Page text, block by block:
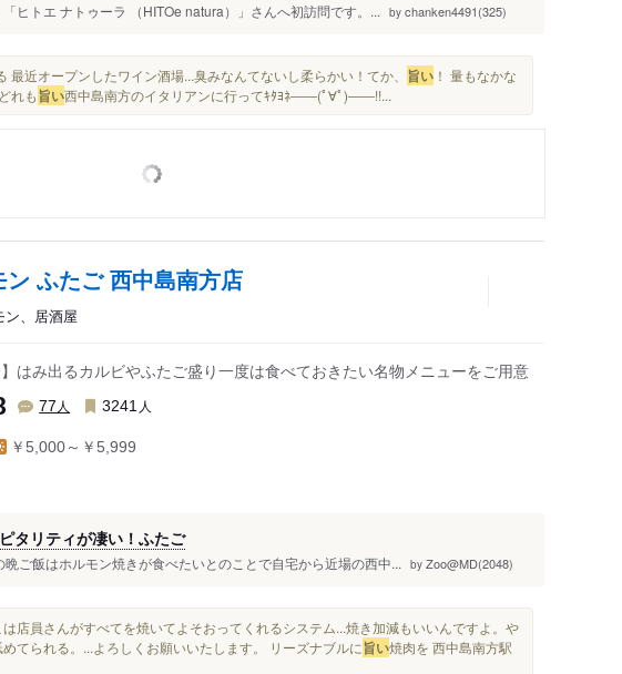
ヒトエ ナトゥーラ （HITOe natura）」さんへ初訪問です。... by chanken4491(325)
最近オープンしたワイン酒場...臭みなんてないし柔らかい！てか、 旨い ！ 量もなかな
れも 旨い西中島南方のイタリアンに行ってｷﾀﾖﾈ――(ﾟ∀ﾟ)――!!...
ふたご 西中島南方店
、居酒屋
】はみ出るカルビやふたご盛り一度は食べておきたい名物メニューをご用意
77 人 3241 人
￥5,000～￥5,999
タリティが凄い！ふたご
ご飯はホルモン焼きが食べたいとのことで自宅から近場の西中... by Zoo@MD(2048)
は店員さんがすべてを焼いてよそおってくれるシステム...焼き加減もいいんですよ。や
てられる。...よろしくお願いいたします。 リーズナブルに旨い焼肉を 西中島南方駅